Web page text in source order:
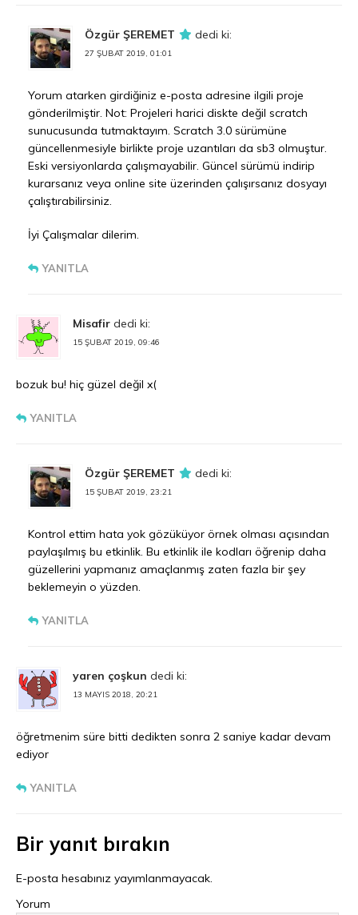
Özgür ŞEREMET dedi ki:
27 ŞUBAT 2019, 01:01
Yorum atarken girdiğiniz e-posta adresine ilgili proje
gönderilmiştir. Not: Projeleri harici diskte değil scratch
sunucusunda tutmaktayım. Scratch 3.0 sürümüne
güncellenmesiyle birlikte proje uzantıları da sb3 olmuştur.
Eski versiyonlarda çalışmayabilir. Güncel sürümü indirip
kurarsanız veya online site üzerinden çalışırsanız dosyayı
çalıştırabilirsiniz.
İyi Çalışmalar dilerim.
YANITLA
Misafir dedi ki:
15 ŞUBAT 2019, 09:46
bozuk bu! hiç güzel değil x(
YANITLA
Özgür ŞEREMET dedi ki:
15 ŞUBAT 2019, 23:21
Kontrol ettim hata yok gözüküyor örnek olması açısından
paylaşılmış bu etkinlik. Bu etkinlik ile kodları öğrenip daha
güzellerini yapmanız amaçlanmış zaten fazla bir şey
beklemeyin o yüzden.
YANITLA
yaren çoşkun dedi ki:
13 MAYIS 2018, 20:21
öğretmenim süre bitti dedikten sonra 2 saniye kadar devam
ediyor
YANITLA
Bir yanıt bırakın
E-posta hesabınız yayımlanmayacak.
Yorum